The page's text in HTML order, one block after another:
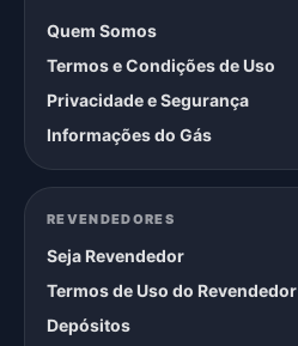
Quem Somos
Termos e Condições de Uso
Privacidade e Segurança
Informações do Gás
REVENDEDORES
Seja Revendedor
Termos de Uso do Revendedor
Depósitos